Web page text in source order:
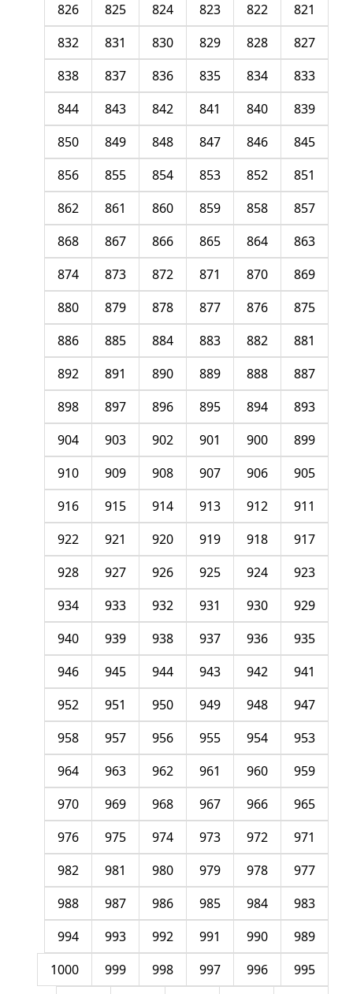
821
822
823
824
825
826
827
828
829
830
831
832
833
834
835
836
837
838
839
840
841
842
843
844
845
846
847
848
849
850
851
852
853
854
855
856
857
858
859
860
861
862
863
864
865
866
867
868
869
870
871
872
873
874
875
876
877
878
879
880
881
882
883
884
885
886
887
888
889
890
891
892
893
894
895
896
897
898
899
900
901
902
903
904
905
906
907
908
909
910
911
912
913
914
915
916
917
918
919
920
921
922
923
924
925
926
927
928
929
930
931
932
933
934
935
936
937
938
939
940
941
942
943
944
945
946
947
948
949
950
951
952
953
954
955
956
957
958
959
960
961
962
963
964
965
966
967
968
969
970
971
972
973
974
975
976
977
978
979
980
981
982
983
984
985
986
987
988
989
990
991
992
993
994
995
996
997
998
999
1000